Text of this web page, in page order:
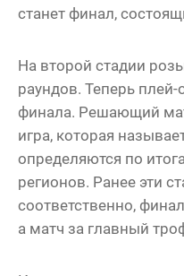
станет финал,
На второй стадии
раундов. Теперь
финала. Решающий
игра, которая
определяются по
регионов. Ранее эти
соответственно,
а матч за главный